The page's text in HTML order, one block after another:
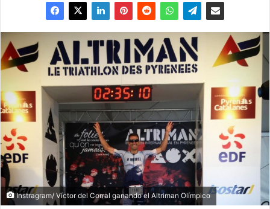
Instragram/ Víctor del Corral ganando el Altriman Olímpico